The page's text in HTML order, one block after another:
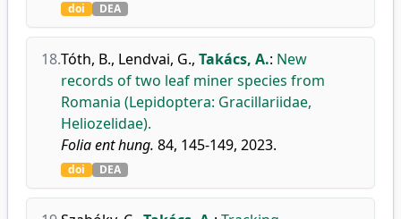
doi DEA
18.Tóth, B., Lendvai, G., Takács, A.: New
records of two leaf miner species from
Romania (Lepidoptera: Gracillariidae,
Heliozelidae).
Folia ent hung. 84, 145-149, 2023.
doi DEA